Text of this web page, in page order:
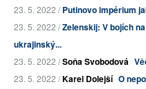
23. 5. 2022 /Putinovo impérium
23. 5. 2022 /Zelenskij: V bojích
ukrajinský...
23. 5. 2022 /Soňa Svobodová
23. 5. 2022 /Karel Dolejší O